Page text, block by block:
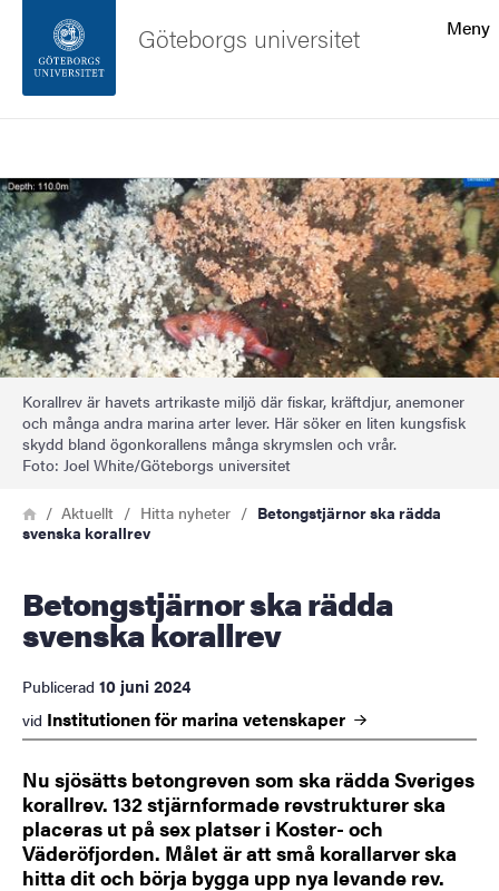
Sidfoten
Om webbplatsen
Meny
Göteborgs universitet
Bild
Korallrev är havets artrikaste miljö där fiskar, kräftdjur, anemoner
och många andra marina arter lever. Här söker en liten kungsfisk
skydd bland ögonkorallens många skrymslen och vrår.
Foto: Joel White/Göteborgs universitet
Länkstig
HemAktuellt Hitta nyheter
Betongstjärnor ska rädda
svenska korallrev
Betongstjärnor ska rädda
svenska korallrev
Publicerad 10 juni 2024
vid Institutionen för marina vetenskaper
Nu sjösätts betongreven som ska rädda Sveriges
korallrev. 132 stjärnformade revstrukturer ska
placeras ut på sex platser i Koster- och
Väderöfjorden. Målet är att små korallarver ska
hitta dit och börja bygga upp nya levande rev.